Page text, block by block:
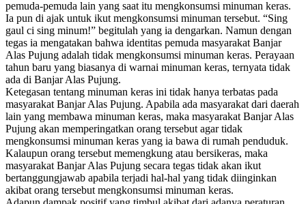
pemuda-pemuda lain yang saat itu mengkonsumsi minuman keras.
Ia pun di ajak untuk ikut mengkonsumsi minuman tersebut. “Sing
gaul ci sing minum!” begitulah yang ia dengarkan. Namun dengan
tegas ia mengatakan bahwa identitas pemuda masyarakat Banjar
Alas Pujung adalah tidak mengkonsumsi minuman keras. Perayaan
tahun baru yang biasanya di warnai minuman keras, ternyata tidak
ada di Banjar Alas Pujung.
Ketegasan tentang minuman keras ini tidak hanya terbatas pada
masyarakat Banjar Alas Pujung. Apabila ada masyarakat dari daerah
lain yang membawa minuman keras, maka masyarakat Banjar Alas
Pujung akan memperingatkan orang tersebut agar tidak
mengkonsumsi minuman keras yang ia bawa di rumah penduduk.
Kalaupun orang tersebut memengkung atau bersikeras, maka
masyarakat Banjar Alas Pujung secara tegas tidak akan ikut
bertanggungjawab apabila terjadi hal-hal yang tidak diinginkan
akibat orang tersebut mengkonsumsi minuman keras.